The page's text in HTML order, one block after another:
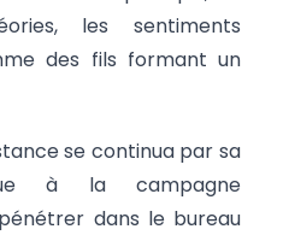
les sentiments
des fils formant un
se continua par sa
à la campagne
pénétrer dans le bureau